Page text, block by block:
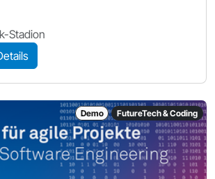
Stadion
Demo FutureTech & Coding